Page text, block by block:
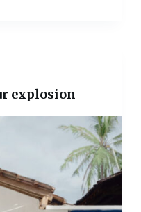
explosion